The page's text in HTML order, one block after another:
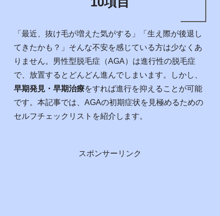
「最近、抜け毛が増えた気がする」「生え際が後退し
てきたかも？」そんな不安を感じている方は少なくあ
りません。男性型脱毛症（AGA）は進行性の脱毛症
で、放置するとどんどん進んでしまいます。しかし、
早期発見・早期治療をすれば進行を抑えることが可能
です。本記事では、AGAの初期症状を見極めるための
セルフチェックリストを紹介します。
スポンサーリンク